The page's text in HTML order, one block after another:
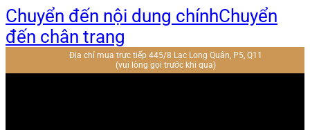
Chuyển đến nội dung chínhChuyển
đến chân trang
Địa chỉ mua trực tiếp 445/8 Lạc Long Quân, P5, Q11
(vui lòng gọi trước khi qua)